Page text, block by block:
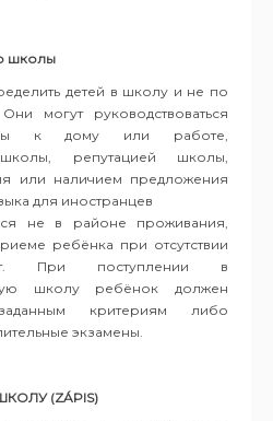
школы
детей в школу и не по
могут руководствоваться
к дому или работе,
школы, репутацией школы,
или наличием предложения
для иностранцев
не в районе проживания,
ребёнка при отсутствии
При поступлении в
школу ребёнок должен
заданным критериям либо
экзамены.
(ZÁPIS)